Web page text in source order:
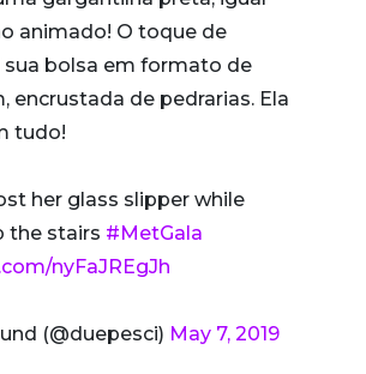
animado! O toque de
bolsa em formato de
encrustada de pedrarias. Ela
tudo!
her glass slipper while
the stairs #MetGala
nyFaJREgJh
(@duepesci) May 7, 2019